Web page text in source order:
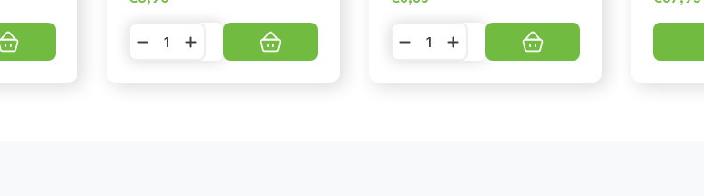
groenten
Dog
Paard
prijs
€77,95.
Huidige
prijs
€67,95.